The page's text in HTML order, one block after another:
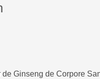
Ginseng de Corpore